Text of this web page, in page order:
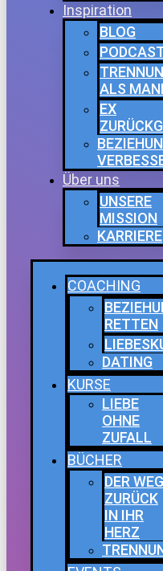
Inspiration
BLOG
ALS
EX
Über uns
UNSERE
MISSION
KARRIERE
COACHING
RETTEN
DATING
KURSE
LIEBE
OHNE
ZUFALL
BÜCHER
DER WEG
ZURÜCK
IN IHR
HERZ